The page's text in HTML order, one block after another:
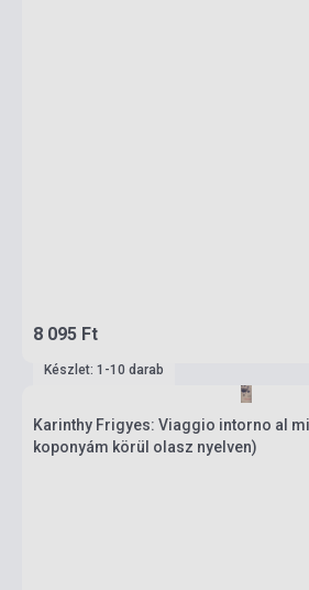
8 095 Ft
Készlet: 1-10 darab
Karinthy Frigyes: Viaggio intorno al
koponyám körül olasz nyelven)